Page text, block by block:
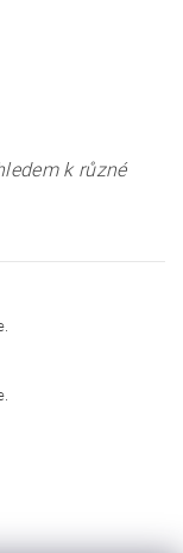
k různé